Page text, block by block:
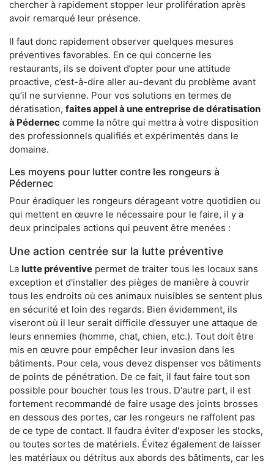
chercher à rapidement stopper leur prolifération après
avoir remarqué leur présence.
Il faut donc rapidement observer quelques mesures
préventives favorables. En ce qui concerne les
restaurants, ils se doivent d’opter pour une attitude
proactive, c’est-à-dire aller au-devant du problème avant
qu’il ne survienne. Pour vos solutions en termes de
dératisation, faites appel à une entreprise de dératisation
à Pédernec comme la nôtre qui mettra à votre disposition
des professionnels qualifiés et expérimentés dans le
domaine.
Les moyens pour lutter contre les rongeurs à
Pédernec
Pour éradiquer les rongeurs dérageant votre quotidien ou
qui mettent en œuvre le nécessaire pour le faire, il y a
deux principales actions qui peuvent être menées :
Une action centrée sur la lutte préventive
La lutte préventive permet de traiter tous les locaux sans
exception et d'installer des pièges de manière à couvrir
tous les endroits où ces animaux nuisibles se sentent plus
en sécurité et loin des regards. Bien évidemment, ils
viseront où il leur serait difficile d’essuyer une attaque de
leurs ennemies (homme, chat, chien, etc.). Tout doit être
mis en œuvre pour empêcher leur invasion dans les
bâtiments. Pour cela, vous devez dispenser vos bâtiments
de points de pénétration. De ce fait, il faut faire tout son
possible pour boucher tous les trous. D'autre part, il est
fortement recommandé de faire usage des joints brosses
en dessous des portes, car les rongeurs ne raffolent pas
de ce type de contact. Il faudra éviter d'exposer les stocks,
ou toutes sortes de matériels. Évitez également de laisser
les matériaux ou détritus aux abords des bâtiments, car les